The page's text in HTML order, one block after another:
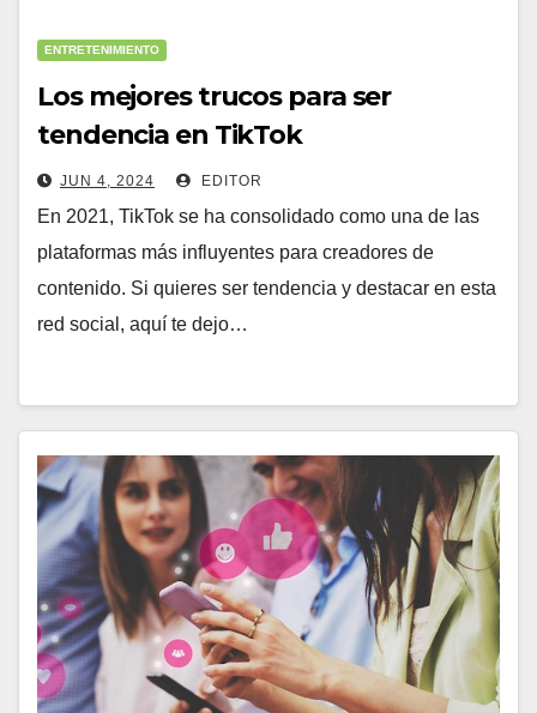
ENTRETENIMIENTO
Los mejores trucos para ser
tendencia en TikTok
JUN 4, 2024 EDITOR
En 2021, TikTok se ha consolidado como una de las
plataformas más influyentes para creadores de
contenido. Si quieres ser tendencia y destacar en esta
red social, aquí te dejo…